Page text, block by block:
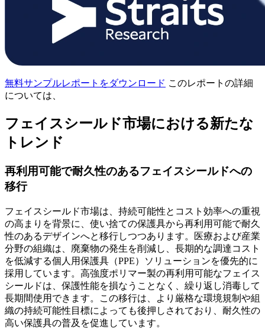
無料サンプルレポートをダウンロード このレポートの詳細
については、
フェイスシールド市場における新たな
トレンド
再利用可能で耐久性のあるフェイスシールドへの
移行
フェイスシールド市場は、持続可能性とコスト効率への重視
の高まりを背景に、使い捨ての保護具から再利用可能で耐久
性のあるデザインへと移行しつつあります。医療および産業
分野の組織は、廃棄物の発生を削減し、長期的な調達コスト
を低減する個人用保護具（PPE）ソリューションを優先的に
採用しています。高強度ポリマー製の再利用可能なフェイス
シールドは、保護性能を損なうことなく、繰り返し消毒して
長期間使用できます。この移行は、より厳格な環境規制や組
織の持続可能性目標によっても後押しされており、耐久性の
高い保護具の普及を促進しています。